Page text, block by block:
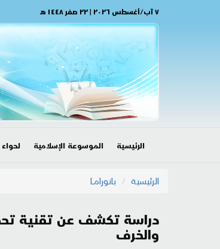
٧ آب/أغسطس ٢٠٢٦ | ٢٢ صفر ١٤٤٨ هـ
الرئيسية الموسوعة الإسلامية لحواء
الرئيسية بانورامــا
دراسة تكشف عن تقنية
والخرف